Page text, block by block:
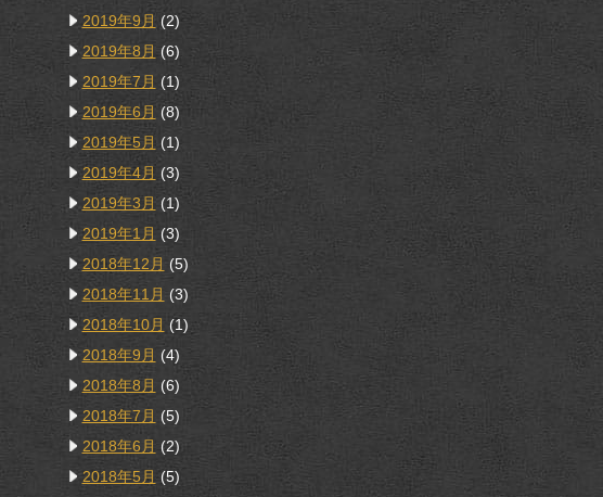
2019年9月 (2)
2019年8月 (6)
2019年7月 (1)
2019年6月 (8)
2019年5月 (1)
2019年4月 (3)
2019年3月(1)
2019年1月 (3)
2018年12月 (5)
2018年11月 (3)
2018年10月 (1)
2018年9月 (4)
2018年8月 (6)
2018年7月 (5)
2018年6月 (2)
2018年5月 (5)